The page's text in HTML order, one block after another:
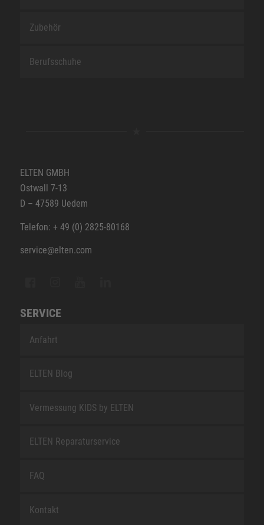
Zubehör
Berufsschuhe
ELTEN GMBH
Ostwall 7-13
D – 47589 Uedem
Telefon: + 49 (0) 2825-80168
service@elten.com
SERVICE
Anfahrt
ELTEN Blog
Vermessung KIDS by ELTEN
ELTEN Reparaturservice
FAQ
Kontakt